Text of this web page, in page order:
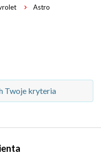
Astro
Twoje kryteria